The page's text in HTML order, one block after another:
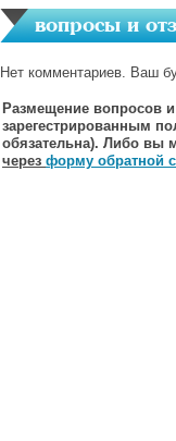
вопросы и
Нет комментариев. Ваш
Размещение вопросов
зарегестрированным
обязательна). Либо вы
через форму обратной